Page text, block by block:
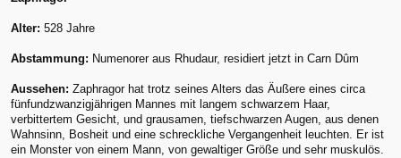
Alter: 528 Jahre
Abstammung: Numenorer aus Rhudaur, residiert jetzt in Carn Dûm
Aussehen: Zaphragor hat trotz seines Alters das Äußere eines circa
fünfundzwanzigjährigen Mannes mit langem schwarzem Haar,
verbittertem Gesicht, und grausamen, tiefschwarzen Augen, aus denen
Wahnsinn, Bosheit und eine schreckliche Vergangenheit leuchten. Er ist
ein Monster von einem Mann, von gewaltiger Größe und sehr muskulös.